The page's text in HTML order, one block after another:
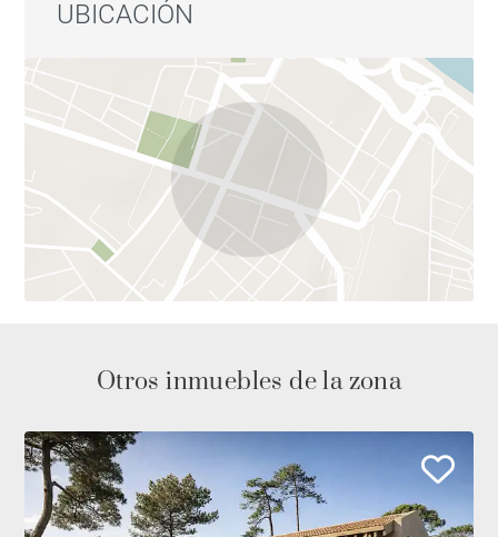
UBICACIÓN
Otros inmuebles de la zona